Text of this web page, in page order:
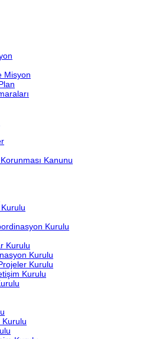
Misyon
Kanunu
Kurulu
Kurulu
Kurulu
Kurulu
Kurulu
Kurulu